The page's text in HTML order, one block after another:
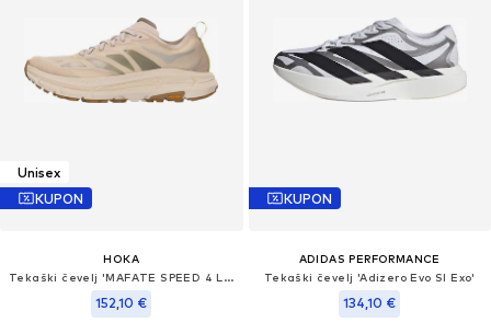
Unisex
KUPON
HOKA
Tekaški čevelj 'MAFATE SPEED 4 LITE'
152,10 €
KUPON
ADIDAS PERFORMANCE
Tekaški čevelj 'Adizero Evo Sl Exo'
134,10 €